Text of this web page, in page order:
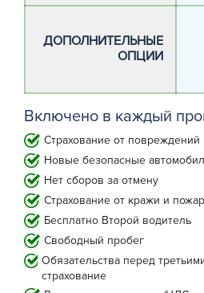
ДОПОЛНИТЕЛЬНЫЕ
ОПЦИИ
Включено в каждый
Страхование от повреждений
Новые безопасные
Нет сборов за отмену
Страхование от кражи и
Бесплатно Второй водитель
Свободный пробег
Обязательства перед
страхование